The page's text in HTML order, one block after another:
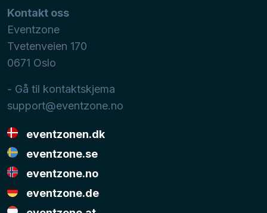
Kontakt oss
Eventzone
Tvetenveien 170
0671 Oslo
- Gå til kontaktskjema
support@eventzone.no
eventzonen.dk
eventzone.se
eventzone.no
eventzone.de